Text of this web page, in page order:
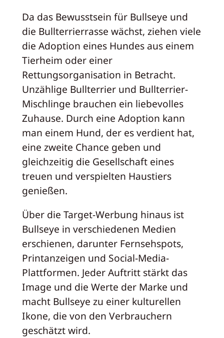
Da das Bewusstsein für Bullseye und
die Bullterrierrasse wächst, ziehen viele
die Adoption eines Hundes aus einem
Tierheim oder einer
Rettungsorganisation in Betracht.
Unzählige Bullterrier und Bullterrier-
Mischlinge brauchen ein liebevolles
Zuhause. Durch eine Adoption kann
man einem Hund, der es verdient hat,
eine zweite Chance geben und
gleichzeitig die Gesellschaft eines
treuen und verspielten Haustiers
genießen.
Über die Target-Werbung hinaus ist
Bullseye in verschiedenen Medien
erschienen, darunter Fernsehspots,
Printanzeigen und Social-Media-
Plattformen. Jeder Auftritt stärkt das
Image und die Werte der Marke und
macht Bullseye zu einer kulturellen
Ikone, die von den Verbrauchern
geschätzt wird.